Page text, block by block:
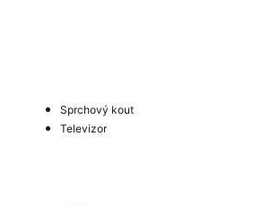
Sprchový kout
Televizor